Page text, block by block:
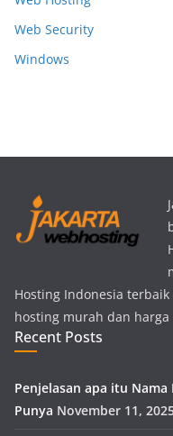
Web Security
Windows
Hosting Indonesia
hosting murah dan
Recent Posts
Penjelasan apa itu
Punya November 11,